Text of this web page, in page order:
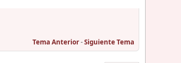
Tema Anterior-Siguiente Tema